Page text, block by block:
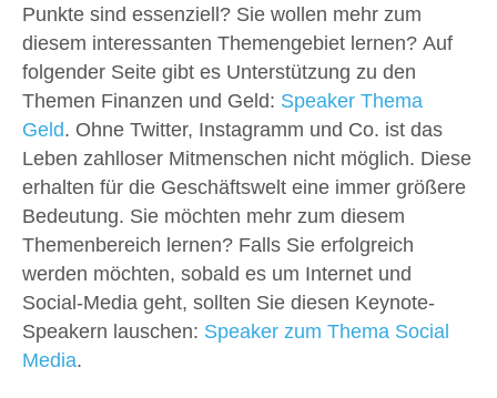
Punkte sind essenziell? Sie wollen mehr zum
diesem interessanten Themengebiet lernen? Auf
folgender Seite gibt es Unterstützung zu den
Themen Finanzen und Geld: Speaker Thema
Geld
. Ohne Twitter, Instagramm und Co. ist das
Leben zahlloser Mitmenschen nicht möglich. Diese
erhalten für die Geschäftswelt eine immer größere
Bedeutung. Sie möchten mehr zum diesem
Themenbereich lernen? Falls Sie erfolgreich
werden möchten, sobald es um Internet und
Social-Media geht, sollten Sie diesen Keynote-
Speakern lauschen: Speaker zum Thema Social
Media